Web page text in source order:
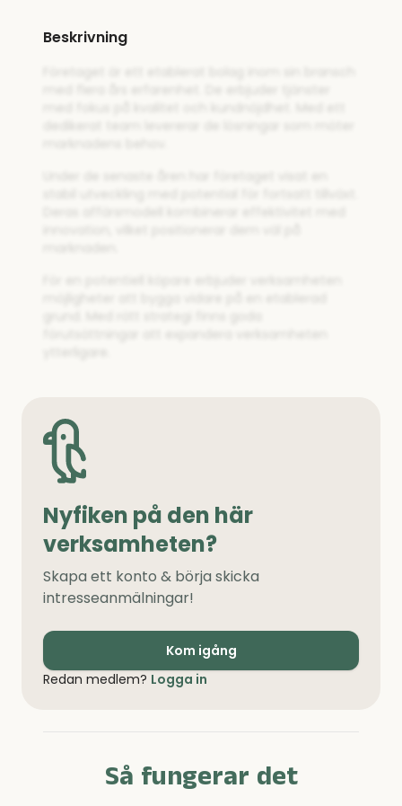
Beskrivning
Nyfiken på den här
verksamheten?
Skapa ett konto & börja skicka
intresseanmälningar!
Kom igång
Redan medlem? Logga in
Så fungerar det